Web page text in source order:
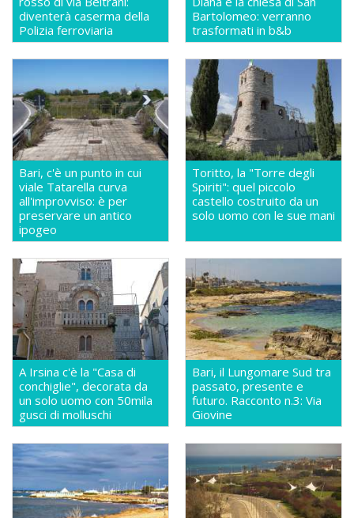
diventerà caserma della
Polizia ferroviaria
Bartolomeo: verranno
trasformati in b&b
Bari, c'è un punto in cui
viale Tatarella curva
all'improvviso: è per
preservare un antico
ipogeo
Toritto, la "Torre degli
Spiriti": quel piccolo
castello costruito da un
solo uomo con le sue mani
A Irsina c'è la "Casa di
conchiglie", decorata da
un solo uomo con 50mila
gusci di molluschi
Bari, il Lungomare Sud tra
passato, presente e
futuro. Racconto n.3: Via
Giovine